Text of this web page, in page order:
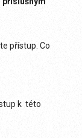
přístup. Co
k této